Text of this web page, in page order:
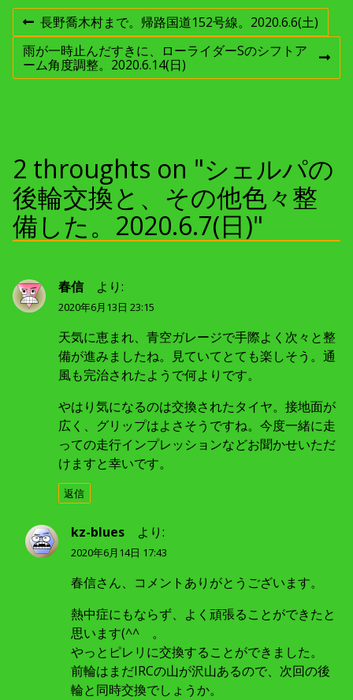
投
稿
ゲ
ー
シ
ョ
ン
前
の
投
稿
:
長野喬木村まで。帰路国道152号線。2020.6.6(土)
次
の
雨が一時止んだすきに、ローライダーSのシフトア
ーム角度調整。2020.6.14(日)
2 throughts on "シェルパの
後輪交換と、その他色々整
備した。2020.6.7(日)"
春信 より:
2020年6月13日 23:15
天気に恵まれ、青空ガレージで手際よく次々と整
備が進みましたね。見ていてとても楽しそう。通
風も完治されたようで何よりです。
やはり気になるのは交換されたタイヤ。接地面が
広く、グリップはよさそうですね。今度一緒に走
っての走行インプレッションなどお聞かせいただ
けますと幸いです。
返信
kz-blues より:
2020年6月14日 17:43
春信さん、コメントありがとうございます。
熱中症にもならず、よく頑張ることができたと
思います(^^ゞ。
やっとピレリに交換することができました。
前輪はまだIRCの山が沢山あるので、次回の後
輪と同時交換でしょうか。